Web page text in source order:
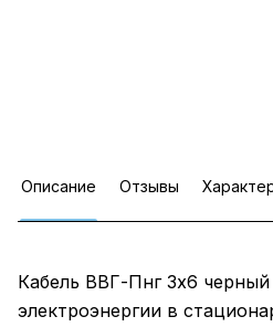
Описание Отзывы
Кабель ВВГ-Пнг 3х6
электроэнергии в